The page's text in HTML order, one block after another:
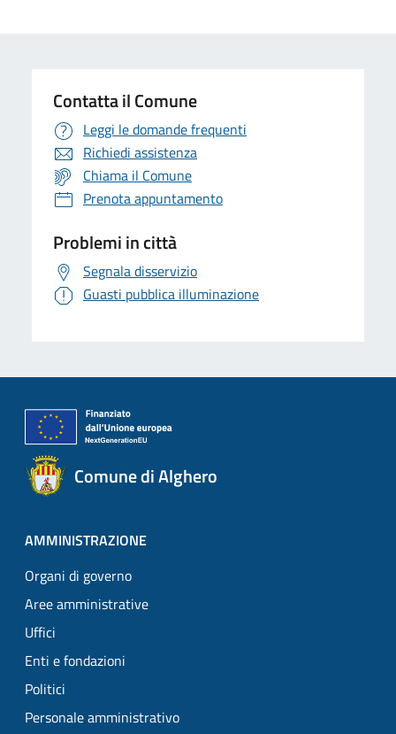
Contatta il Comune
Leggi le domande frequenti
Richiedi assistenza
Chiama il Comune
Prenota appuntamento
Problemi in città
Segnala disservizio
Guasti pubblica illuminazione
Comune di Alghero
AMMINISTRAZIONE
Organi di governo
Aree amministrative
Uffici
Enti e fondazioni
Politici
Personale amministrativo